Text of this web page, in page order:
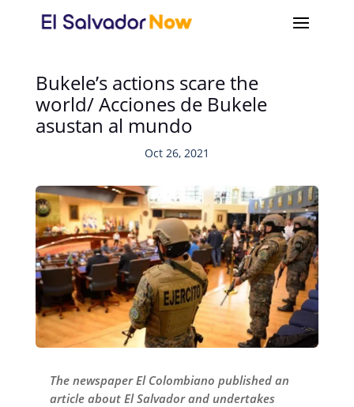
Bukele’s actions scare the
world/ Acciones de Bukele
asustan al mundo
Oct 26, 2021
The newspaper El Colombiano published an
article about El Salvador and undertakes